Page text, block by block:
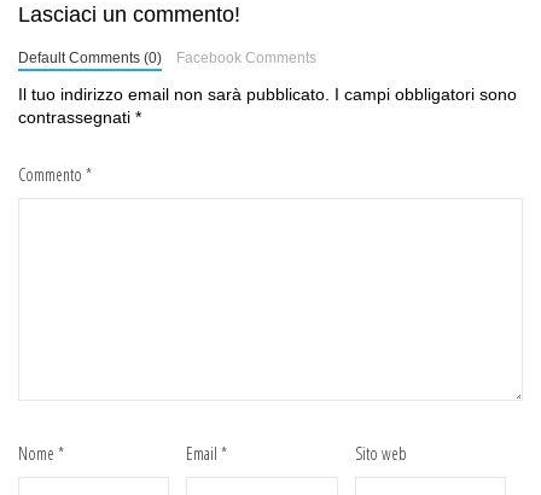
Lasciaci un commento!
Default Comments (0) Facebook Comments
Il tuo indirizzo email non sarà pubblicato. I campi obbligatori sono
contrassegnati *
Commento *
Nome * Email* Sito web